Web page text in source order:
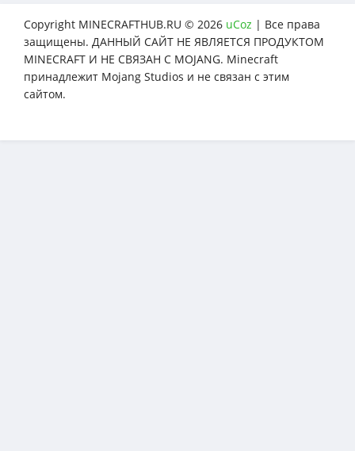
Copyright MINECRAFTHUB.RU © 2026 uCoz | Все права
защищены. ДАННЫЙ САЙТ НЕ ЯВЛЯЕТСЯ ПРОДУКТОМ
MINECRAFT И НЕ СВЯЗАН С MOJANG. Minecraft
принадлежит Mojang Studios и не связан с этим
сайтом.